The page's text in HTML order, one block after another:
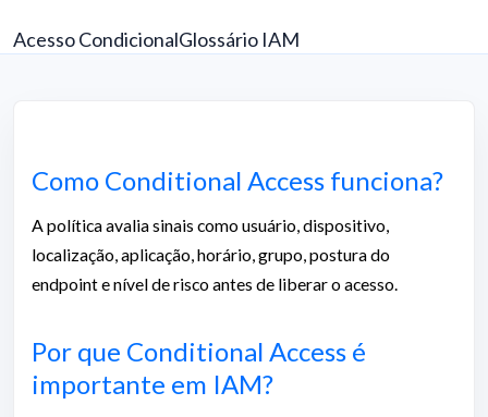
Acesso CondicionalGlossário IAM
Como Conditional Access funciona?
A política avalia sinais como usuário, dispositivo,
localização, aplicação, horário, grupo, postura do
endpoint e nível de risco antes de liberar o acesso.
Por que Conditional Access é
importante em IAM?